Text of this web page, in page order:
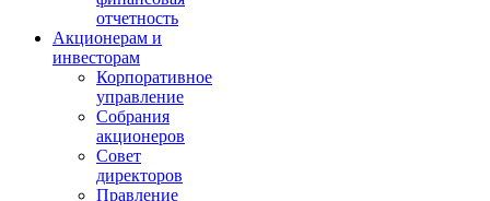
отчетность
Акционерам и
инвесторам
Корпоративное
управление
Собрания
акционеров
Совет
директоров
Правление